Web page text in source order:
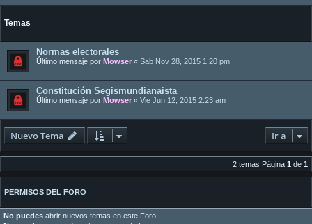
Temas
Normas electorales
Último mensaje por Mowser « Sab Nov 28, 2015 1:20 pm
Constitución Segismundianaista
Último mensaje por Mowser « Vie Jun 12, 2015 2:23 am
Nuevo Tema Ir a
2 temas Página 1 de 1
PERMISOS DEL FORO
No puedes abrir nuevos temas en este Foro